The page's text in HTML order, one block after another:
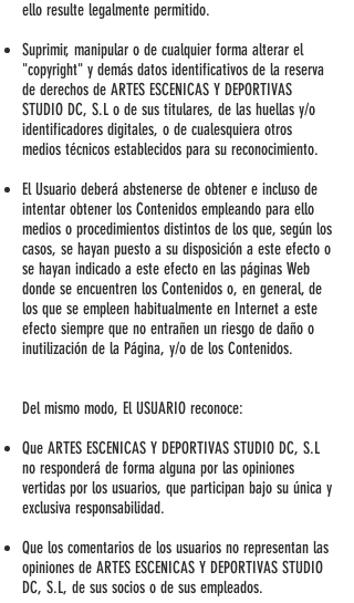
ello resulte legalmente permitido.
Suprimir, manipular o de cualquier forma alterar el
"copyright" y demás datos identificativos de la reserva
de derechos de ARTES ESCENICAS Y DEPORTIVAS
STUDIO DC, S.L o de sus titulares, de las huellas y/o
identificadores digitales, o de cualesquiera otros
medios técnicos establecidos para su reconocimiento.
El Usuario deberá abstenerse de obtener e incluso de
intentar obtener los Contenidos empleando para ello
medios o procedimientos distintos de los que, según los
casos, se hayan puesto a su disposición a este efecto o
se hayan indicado a este efecto en las páginas Web
donde se encuentren los Contenidos o, en general, de
los que se empleen habitualmente en Internet a este
efecto siempre que no entrañen un riesgo de daño o
inutilización de la Página, y/o de los Contenidos.
Del mismo modo, El USUARIO reconoce:
Que ARTES ESCENICAS Y DEPORTIVAS STUDIO DC, S.L
no responderá de forma alguna por las opiniones
vertidas por los usuarios, que participan bajo su única y
exclusiva responsabilidad.
Que los comentarios de los usuarios no representan las
opiniones de ARTES ESCENICAS Y DEPORTIVAS STUDIO
DC, S.L, de sus socios o de sus empleados.